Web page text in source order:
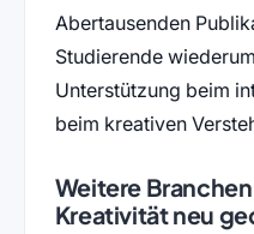
Abertausenden
Studierende
Unterstützung beim
beim kreativen
Weitere
Kreativität neu